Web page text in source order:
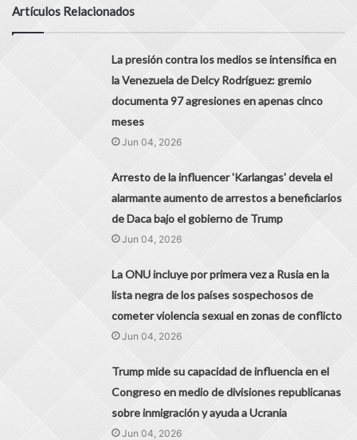
Artículos Relacionados
La presión contra los medios se intensifica en
la Venezuela de Delcy Rodríguez: gremio
documenta 97 agresiones en apenas cinco
meses
Jun 04, 2026
Arresto de la influencer 'Karlangas' devela el
alarmante aumento de arrestos a beneficiarios
de Daca bajo el gobierno de Trump
Jun 04, 2026
La ONU incluye por primera vez a Rusia en la
lista negra de los países sospechosos de
cometer violencia sexual en zonas de conflicto
Jun 04, 2026
Trump mide su capacidad de influencia en el
Congreso en medio de divisiones republicanas
sobre inmigración y ayuda a Ucrania
Jun 04, 2026